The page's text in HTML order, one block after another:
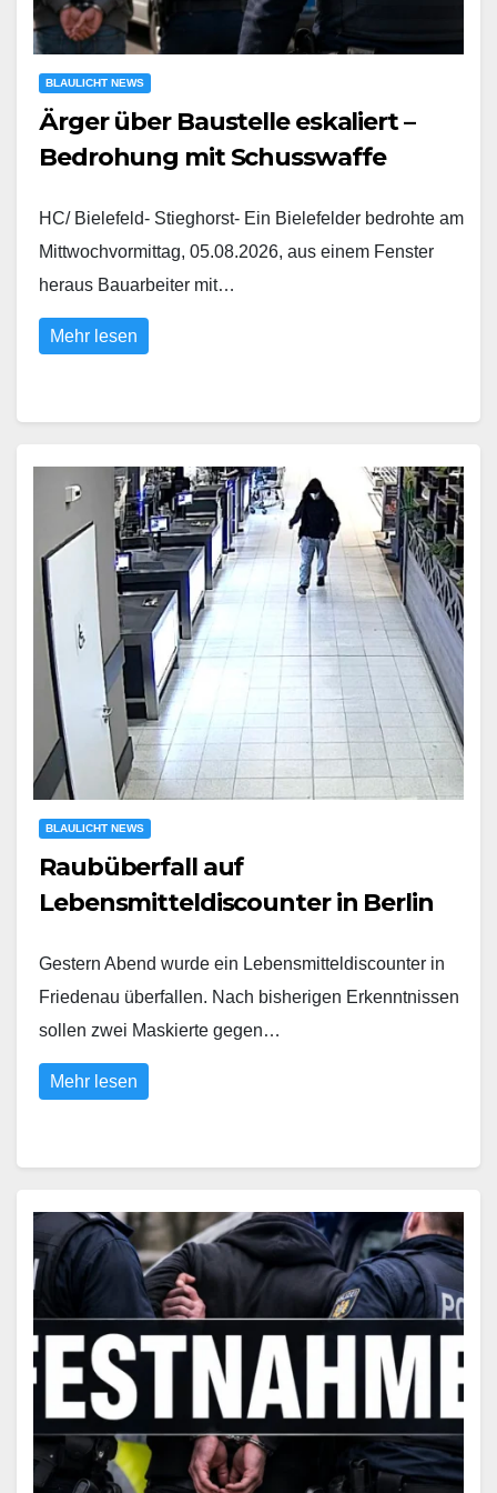
BLAULICHT NEWS
Ärger über Baustelle eskaliert –
Bedrohung mit Schusswaffe
HC/ Bielefeld- Stieghorst- Ein Bielefelder bedrohte am
Mittwochvormittag, 05.08.2026, aus einem Fenster
heraus Bauarbeiter mit…
Mehr lesen
BLAULICHT NEWS
Raubüberfall auf
Lebensmitteldiscounter in Berlin
Gestern Abend wurde ein Lebensmitteldiscounter in
Friedenau überfallen. Nach bisherigen Erkenntnissen
sollen zwei Maskierte gegen…
Mehr lesen